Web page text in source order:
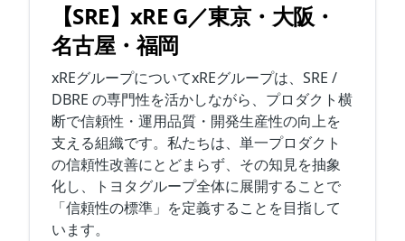
【SRE】xRE G／東京・大阪・
名古屋・福岡
xREグループについてxREグループは、SRE /
DBRE の専門性を活かしながら、プロダクト横
断で信頼性・運用品質・開発生産性の向上を
支える組織です。私たちは、単一プロダクト
の信頼性改善にとどまらず、その知見を抽象
化し、トヨタグループ全体に展開することで
「信頼性の標準」を定義することを目指して
います。